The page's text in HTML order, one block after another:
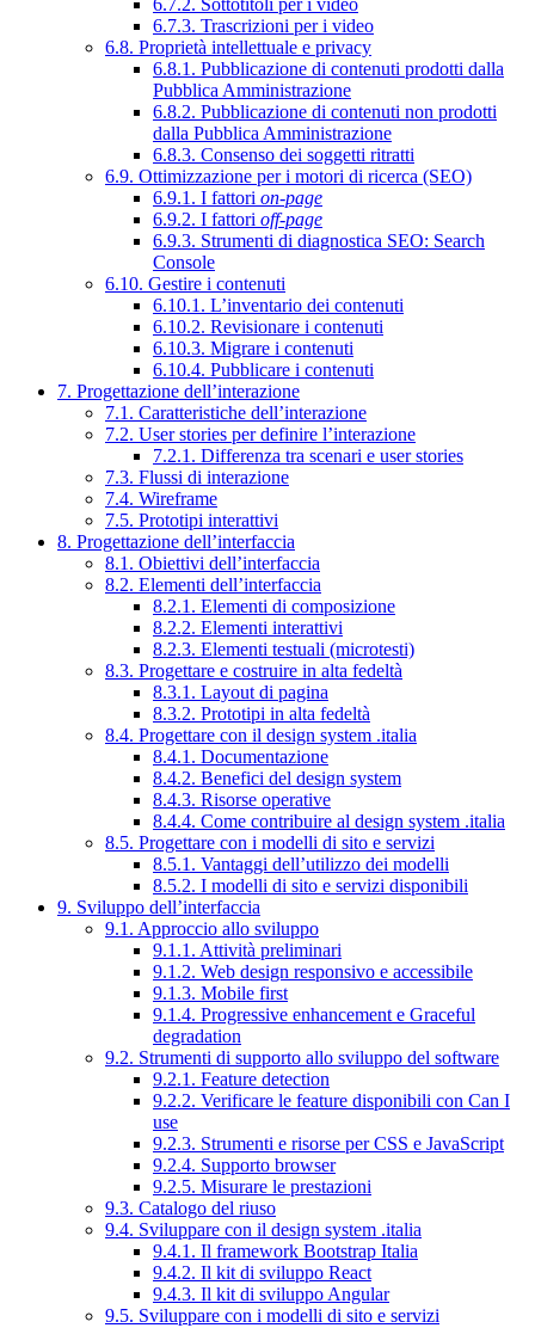
6.7.3. Trascrizioni per i video
6.8. Proprietà intellettuale e privacy
6.8.1. Pubblicazione di contenuti prodotti dalla
Pubblica Amministrazione
6.8.2. Pubblicazione di contenuti non prodotti
dalla Pubblica Amministrazione
6.8.3. Consenso dei soggetti ritratti
6.9. Ottimizzazione per i motori di ricerca (SEO)
6.9.1. I fattori on-page
6.9.2. I fattori off-page
6.9.3. Strumenti di diagnostica SEO: Search
Console
6.10. Gestire i contenuti
6.10.1. L’inventario dei contenuti
6.10.2. Revisionare i contenuti
6.10.3. Migrare i contenuti
6.10.4. Pubblicare i contenuti
7. Progettazione dell’interazione
7.1. Caratteristiche dell’interazione
7.2. User stories per definire l’interazione
7.2.1. Differenza tra scenari e user stories
7.3. Flussi di interazione
7.4. Wireframe
7.5. Prototipi interattivi
8. Progettazione dell’interfaccia
8.1. Obiettivi dell’interfaccia
8.2. Elementi dell’interfaccia
8.2.1. Elementi di composizione
8.2.2. Elementi interattivi
8.2.3. Elementi testuali (microtesti)
8.3. Progettare e costruire in alta fedeltà
8.3.1. Layout di pagina
8.3.2. Prototipi in alta fedeltà
8.4. Progettare con il design system .italia
8.4.1. Documentazione
8.4.2. Benefici del design system
8.4.3. Risorse operative
8.4.4. Come contribuire al design system .italia
8.5. Progettare con i modelli di sito e servizi
8.5.1. Vantaggi dell’utilizzo dei modelli
8.5.2. I modelli di sito e servizi disponibili
9. Sviluppo dell’interfaccia
9.1. Approccio allo sviluppo
9.1.1. Attività preliminari
9.1.2. Web design responsivo e accessibile
9.1.3. Mobile first
9.1.4. Progressive enhancement e Graceful
degradation
9.2. Strumenti di supporto allo sviluppo del software
9.2.1. Feature detection
9.2.2. Verificare le feature disponibili con Can I
use
9.2.3. Strumenti e risorse per CSS e JavaScript
9.2.4. Supporto browser
9.2.5. Misurare le prestazioni
9.3. Catalogo del riuso
9.4. Sviluppare con il design system .italia
9.4.1. Il framework Bootstrap Italia
9.4.2. Il kit di sviluppo React
9.4.3. Il kit di sviluppo Angular
9.5. Sviluppare con i modelli di sito e servizi